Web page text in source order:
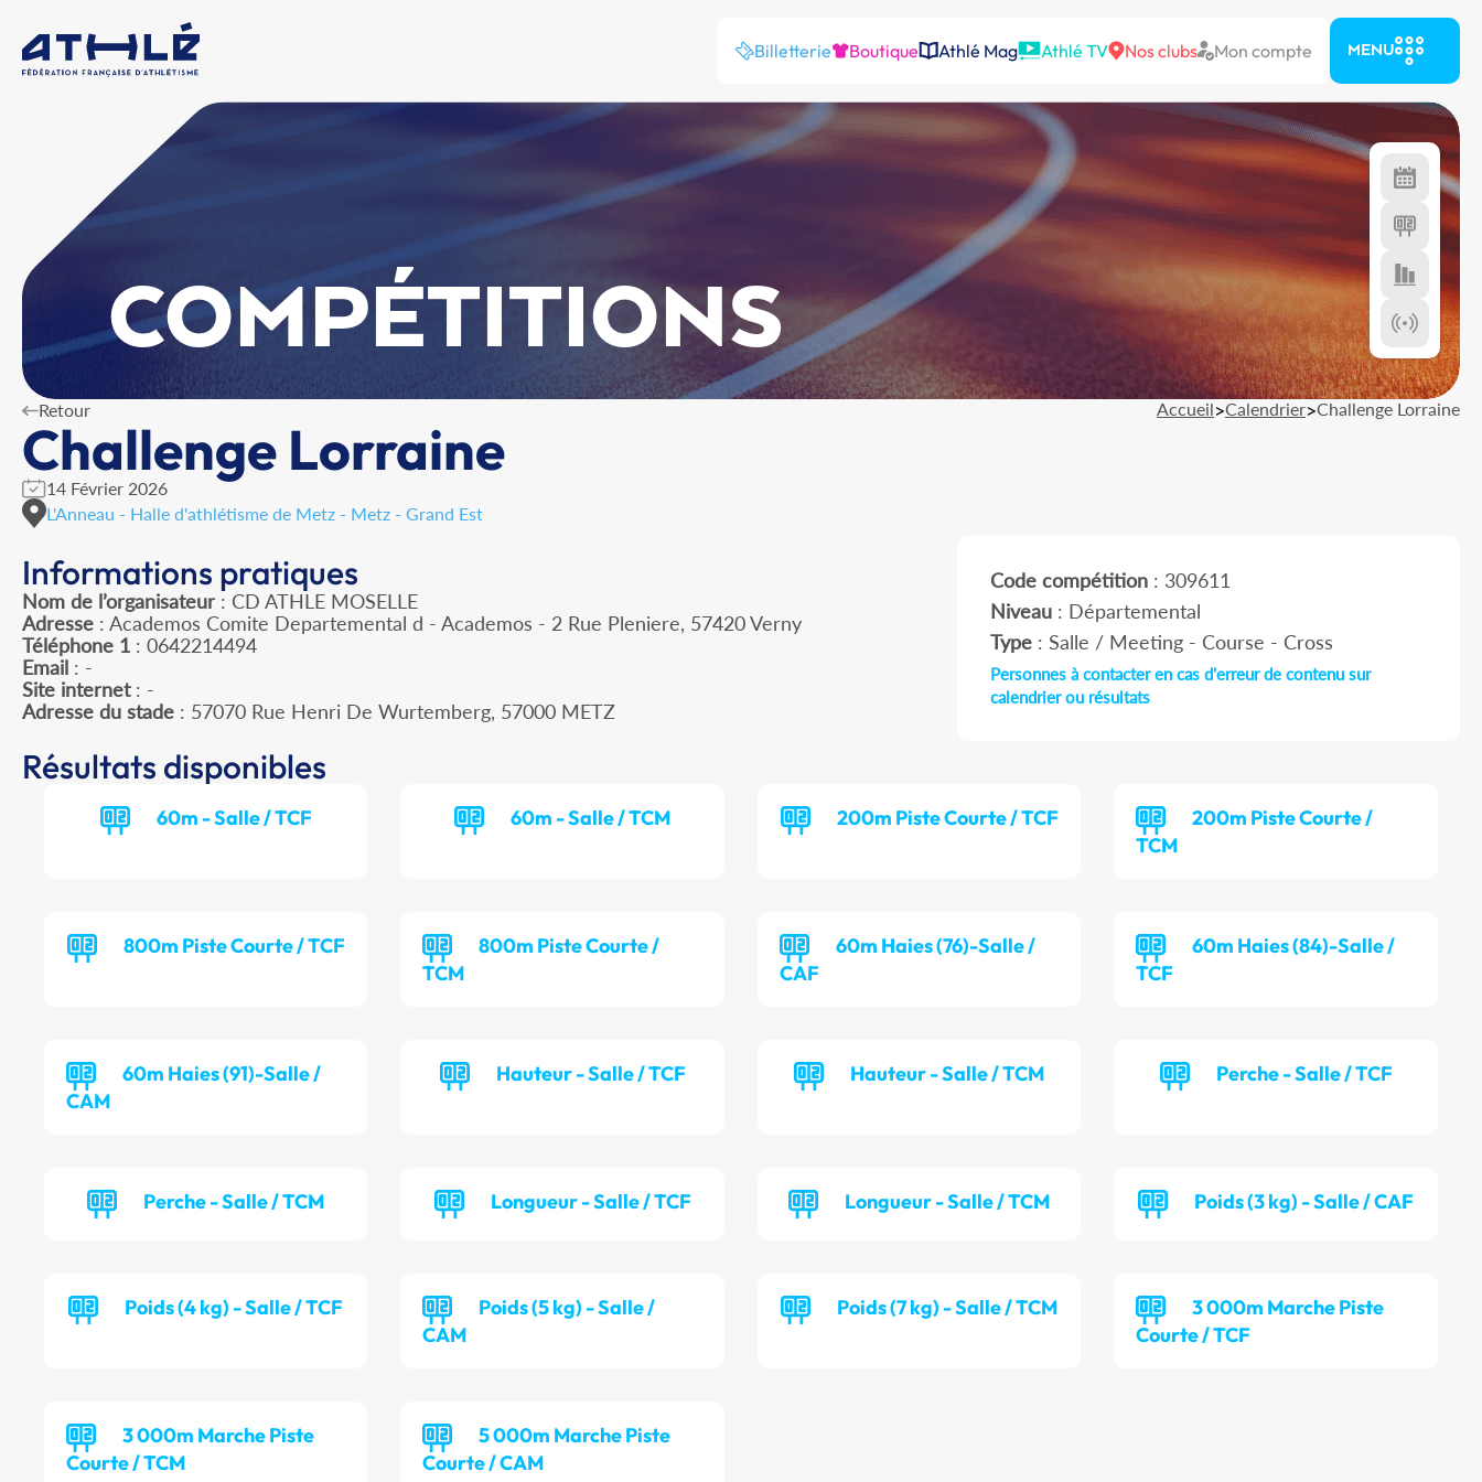
Billetterie Boutique Athlé Mag Athlé TV Nos clubs Mon compte MENU
COMPÉTITIONS
Retour Accueil>Calendrier>Challenge Lorraine
Challenge Lorraine
14 Février 2026
L'Anneau - Halle d'athlétisme de Metz - Metz - Grand Est
Informations pratiques
Nom de l’organisateur : CD ATHLE MOSELLE
Adresse : Academos Comite Departemental d - Academos - 2 Rue Pleniere, 57420 Verny
Téléphone 1 : 0642214494
Email : -
Site internet: -
Adresse du stade : 57070 Rue Henri De Wurtemberg, 57000 METZ
Code compétition: 309611
Niveau: Départemental
Type: Salle / Meeting - Course - Cross
Personnes à contacter en cas d'erreur de contenu sur
calendrier ou résultats
Résultats disponibles
60m - Salle / TCF 60m - Salle / TCM 200m Piste Courte / TCF
200m Piste Courte /
TCM
800m Piste Courte / TCF
800m Piste Courte /
TCM
60m Haies (76)-Salle /
CAF
60m Haies (84)-Salle /
TCF
60m Haies (91)-Salle /
CAM
Hauteur - Salle / TCF Hauteur - Salle / TCM Perche - Salle / TCF
Perche - Salle / TCM Longueur - Salle / TCF Longueur - Salle / TCM Poids (3 kg) - Salle / CAF
Poids (4 kg) - Salle / TCF
Poids (5 kg) - Salle /
CAM
Poids (7 kg) - Salle / TCM
3 000m Marche Piste
Courte / TCF
3 000m Marche Piste
Courte / TCM
5 000m Marche Piste
Courte / CAM